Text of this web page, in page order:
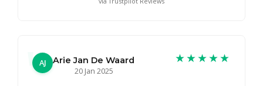
AJ
Arie Jan De Waard
20 Jan 2025
★★★★★